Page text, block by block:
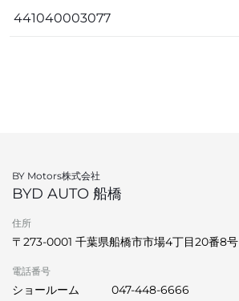
441040003077
BY Motors株式会社
BYD AUTO 船橋
住所
〒273-0001 千葉県船橋市市場4丁目20番8号
電話番号
ショールーム
047-448-6666